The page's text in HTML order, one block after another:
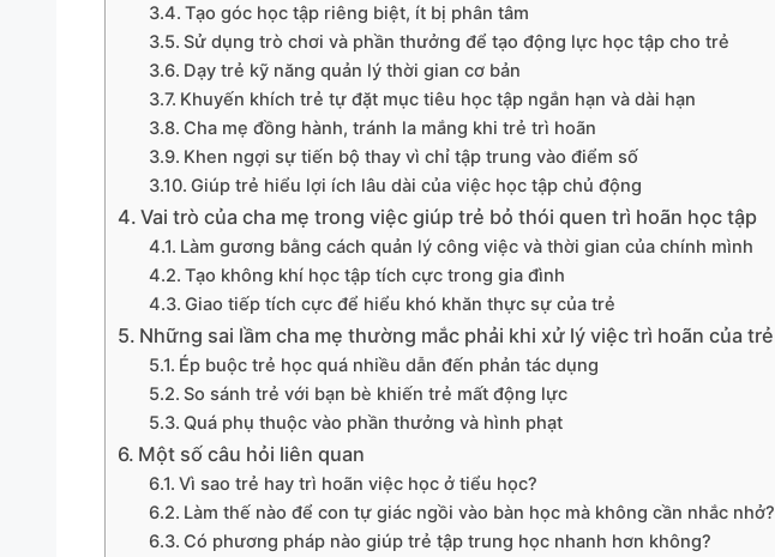
Tạo góc học tập riêng biệt, ít bị phân tâm
Sử dụng trò chơi và phần thưởng để tạo động lực học tập cho trẻ
Dạy trẻ kỹ năng quản lý thời gian cơ bản
Khuyến khích trẻ tự đặt mục tiêu học tập ngắn hạn và dài hạn
Cha mẹ đồng hành, tránh la mắng khi trẻ trì hoãn
Khen ngợi sự tiến bộ thay vì chỉ tập trung vào điểm số
Giúp trẻ hiểu lợi ích lâu dài của việc học tập chủ động
Vai trò của cha mẹ trong việc giúp trẻ bỏ thói quen trì hoãn học tập
Làm gương bằng cách quản lý công việc và thời gian của chính mình
Tạo không khí học tập tích cực trong gia đình
Giao tiếp tích cực để hiểu khó khăn thực sự của trẻ
Những sai lầm cha mẹ thường mắc phải khi xử lý việc trì hoãn của trẻ
Ép buộc trẻ học quá nhiều dẫn đến phản tác dụng
So sánh trẻ với bạn bè khiến trẻ mất động lực
Quá phụ thuộc vào phần thưởng và hình phạt
Một số câu hỏi liên quan
Vì sao trẻ hay trì hoãn việc học ở tiểu học?
Làm thế nào để con tự giác ngồi vào bàn học mà không cần nhắc nhở?
Có phương pháp nào giúp trẻ tập trung học nhanh hơn không?